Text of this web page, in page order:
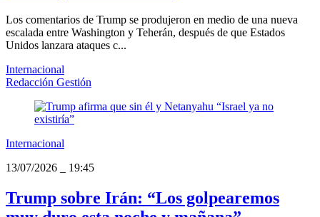
Los comentarios de Trump se produjeron en medio de una nueva
escalada entre Washington y Teherán, después de que Estados
Unidos lanzara ataques c...
Internacional
Redacción Gestión
Internacional
13/07/2026
19:45
Trump sobre Irán: “Los golpearemos